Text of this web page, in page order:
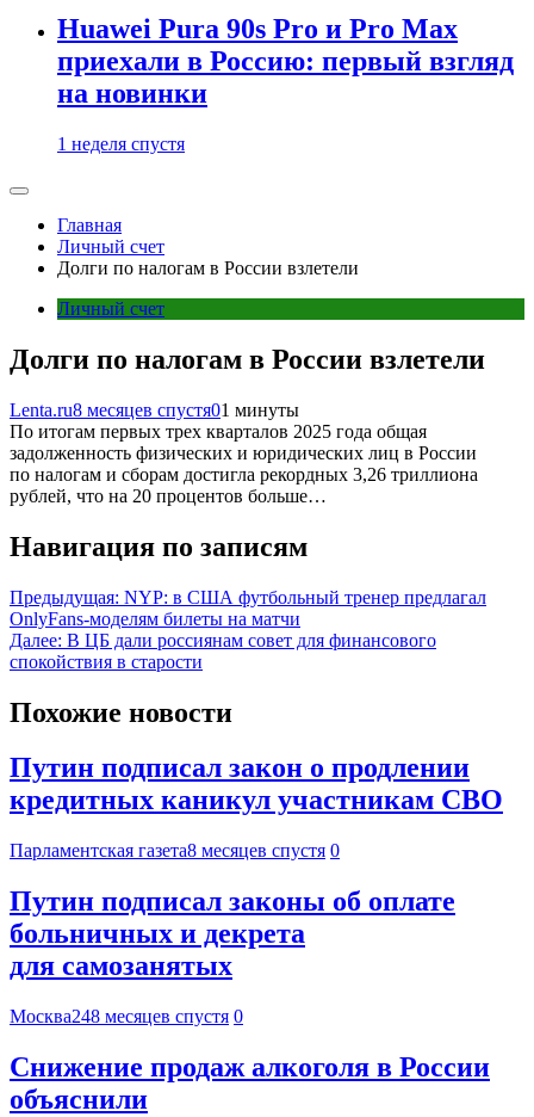
Huawei Pura 90s Pro и Pro Max
приехали в Россию: первый взгляд
на новинки
1 неделя спустя
Главная
Личный счет
Долги по налогам в России взлетели
Личный счет
Долги по налогам в России взлетели
Lenta.ru8 месяцев спустя01 минуты
По итогам первых трех кварталов 2025 года общая
задолженность физических и юридических лиц в России
по налогам и сборам достигла рекордных 3,26 триллиона
рублей, что на 20 процентов больше…
Навигация по записям
Предыдущая: NYP: в США футбольный тренер предлагал
OnlyFans-моделям билеты на матчи
Далее: В ЦБ дали россиянам совет для финансового
спокойствия в старости
Похожие новости
Путин подписал закон о продлении
кредитных каникул участникам СВО
Парламентская газета8 месяцев спустя 0
Путин подписал законы об оплате
больничных и декрета
для самозанятых
Москва248 месяцев спустя 0
Снижение продаж алкоголя в России
объяснили